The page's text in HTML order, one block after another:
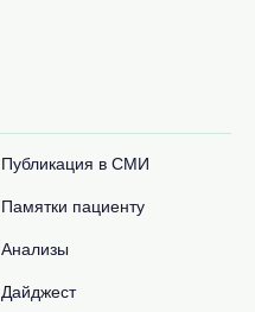
Публикация в СМИ
Памятки пациенту
Анализы
Дайджест